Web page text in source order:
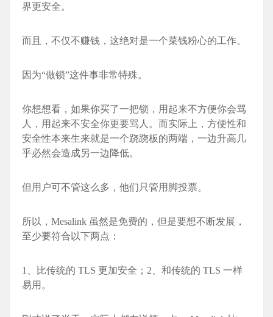
界更安全。
而且，不仅不赚钱，这绝对是一个菜钱粉心的工作。
因为“做锁”这件事非常特殊。
你想想看，如果你买了一把锁，用起来不方便你会骂
人，用起来不安全你更要骂人。而实际上，方便性和
安全性本来生来就是一个跷跷板的两端，一边升高几
乎必然会造成另一边降低。
但用户可不管这么多，他们只管用脚投票。
所以，Mesalink 虽然是免费的，但是要想不断发展，
至少要符合以下两点：
1、比传统的 TLS 更加安全；2、和传统的 TLS 一样
易用。